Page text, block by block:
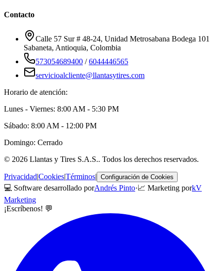
Contacto
Calle 57 Sur # 48-24, Unidad Metrosabana Bodega 101
Sabaneta, Antioquia, Colombia
573054689400 /6044446565
servicioalcliente@llantasytires.com
Horario de atención:
Lunes - Viernes: 8:00 AM - 5:30 PM
Sábado: 8:00 AM - 12:00 PM
Domingo: Cerrado
© 2026 Llantas y Tires S.A.S.. Todos los derechos reservados.
Privacidad|Cookies|Términos| Configuración de Cookies
💻 Software desarrollado porAndrés Pinto·📈 Marketing porkV
Marketing
¡Escríbenos! 💬